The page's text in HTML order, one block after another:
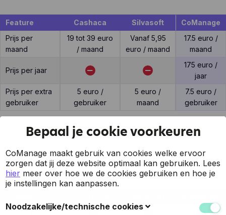
Feature Cashaca Silvasoft
CoManage
Prijs per
maand
19 tot 39 euro
/ maand
Vanaf 5,95
euro / maand
17.5 euro /
maand
Prijs per jaar
175 euro /
jaar
Prijs per extra
gebruiker
5 euro /
gebruiker
5 euro /
maand
7.5 euro /
gebruiker
Support
7 op 7 support
Bepaal je cookie voorkeuren
CoManage maakt gebruik van cookies welke ervoor
zorgen dat jij deze website optimaal kan gebruiken. Lees
hier meer over hoe we de cookies gebruiken en hoe je
je instellingen kan aanpassen.
Noodzakelijke/technische cookies